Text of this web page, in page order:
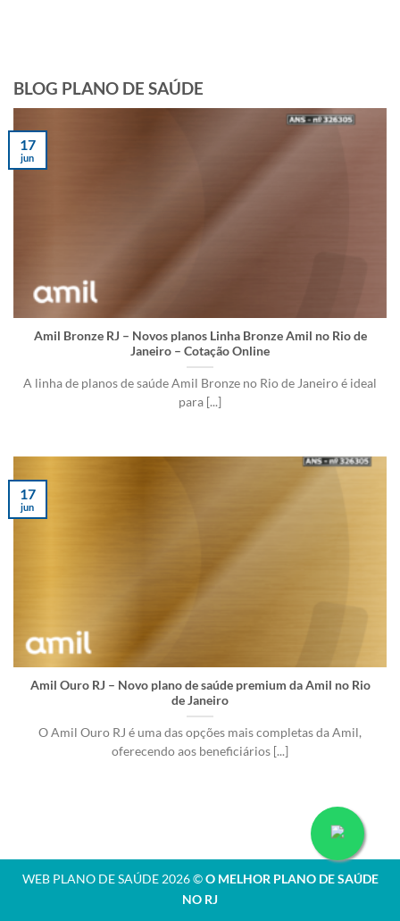
BLOG PLANO DE SAÚDE
Amil Bronze RJ – Novos planos Linha Bronze Amil no Rio de
Janeiro – Cotação Online
A linha de planos de saúde Amil Bronze no Rio de Janeiro é ideal
para [...]
17
jun
Amil Ouro RJ – Novo plano de saúde premium da Amil no Rio
de Janeiro
O Amil Ouro RJ é uma das opções mais completas da Amil,
oferecendo aos beneficiários [...]
17
jun
WEB PLANO DE SAÚDE 2026 ©O MELHOR PLANO DE SAÚDE
NO RJ